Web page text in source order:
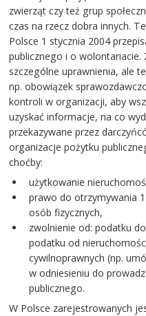
zwierząt czy też grup
czas na rzecz dobra innych.
Polsce 1 stycznia 2004
publicznego i o wolontariacie.
szczególne uprawnienia, ale
np. obowiązek
kontroli w organizacji, aby
uzyskać informacje, na co
przekazywane przez
organizacje pożytku
choćby:
użytkowanie
prawo do otrzymywania
osób fizycznych,
zwolnienie od: podatku
podatku od
cywilnoprawnych (np.
w odniesieniu do
publicznego.
W Polsce zarejestrowanych